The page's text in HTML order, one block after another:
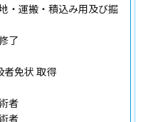
・運搬・積込み用及び掘
了
者免状 取得
者
者